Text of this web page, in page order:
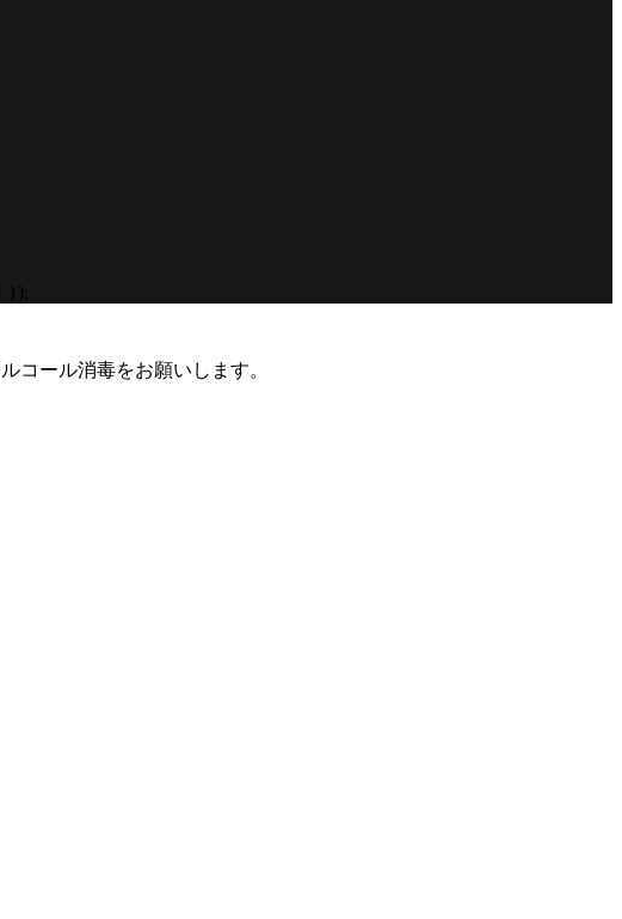
コール消毒をお願いします。